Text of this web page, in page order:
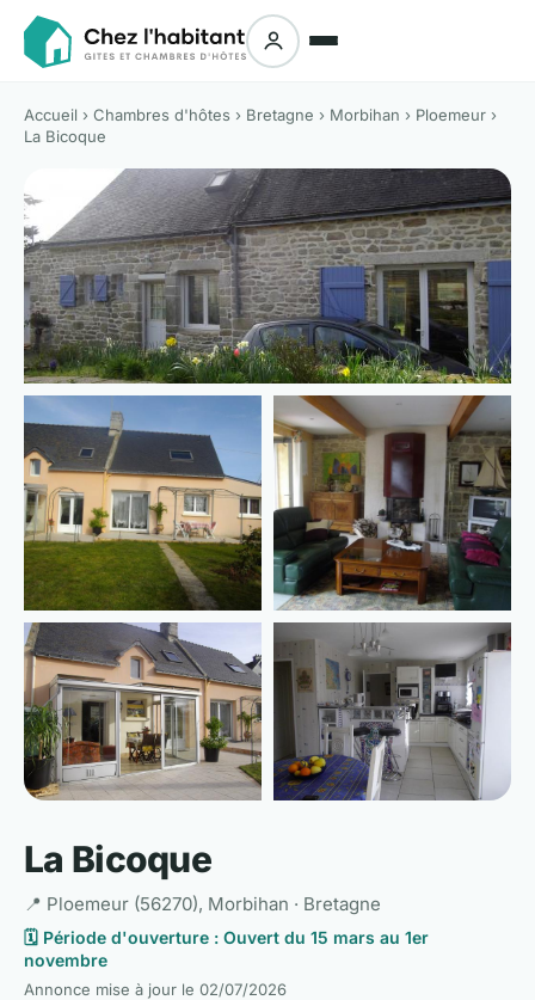
Accueil › Chambres d'hôtes › Bretagne › Morbihan › Ploemeur ›
La Bicoque
La Bicoque
📍 Ploemeur (56270), Morbihan · Bretagne
🗓️ Période d'ouverture : Ouvert du 15 mars au 1er
novembre
Annonce mise à jour le 02/07/2026